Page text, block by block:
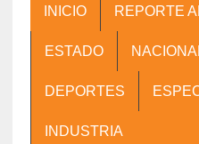
INICIO REPORTE
ESTADO
DEPORTES
INDUSTRIA